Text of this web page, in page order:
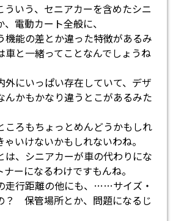
ういう、セニアカーを含めたシニ
電動カート全般に、
機能の差とか違った特徴があるみ
車と一緒ってことなんでしょうね
外にいっぱい存在していて、デザ
んかもかなり違うとこがあるみた
ころもちょっとめんどうかもしれ
いけないかもしれないわね。
は、シニアカーが車の代わりにな
ーになるわけですもんね。
走行距離の他にも、……サイズ・
保管場所とか、問題になるじ